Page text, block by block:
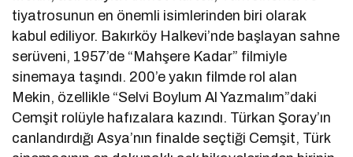
tiyatrosunun en önemli isimlerinden biri olarak
kabul ediliyor. Bakırköy Halkevi’nde başlayan sahne
serüveni, 1957’de “Mahşere Kadar” filmiyle
sinemaya taşındı. 200’e yakın filmde rol alan
Mekin, özellikle “Selvi Boylum Al Yazmalım”daki
Cemşit rolüyle hafızalara kazındı. Türkan Şoray’ın
canlandırdığı Asya’nın finalde seçtiği Cemşit, Türk